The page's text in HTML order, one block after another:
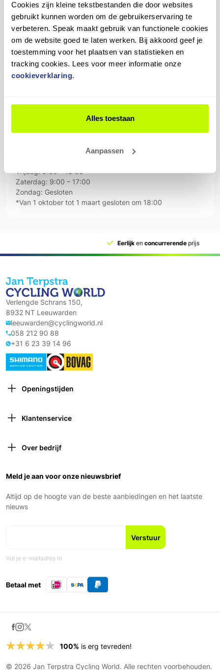
Cookies zijn kleine tekstbestanden die door websites
gebruikt kunnen worden om de gebruikerservaring te
verbeteren. Speak maakt gebruik van functionele cookies
om de website goed te laten werken. Bij akkoord geef je
toestemming voor het plaatsen van statistieken en
tracking cookies. Lees voor meer informatie onze
cookieverklaring.
Alles toestaan
Aanpassen
058 212 90 88
+31 6 23 39 14 96
Routebeschrijving
Bedrijfsgegevens
Jan Terpstra Cycling World
Openingstijden
Donderdag: 9:00 – 21:00 (van 1 oktober tot 1 april
Vrijdag: 9:00 – 18:00
Zaterdag: 9:00 – 17:00
Zondag: Gesloten
*Van 1 oktober tot 1 maart gesloten om 18:00
concurrerendeprijs
Verlengde Schrans 150,
8932 NT Leeuwarden
leeuwarden@cyclingworld.nl
058 212 90 88
+31 6 23 39 14 96
Openingstijden
Dinsdag: 9:00 – 18:00
gesloten om 18:00)
Zondag: Gesloten
Klantenservice
Verzekeringen
Over bedrijf
Ons Team
Nieuws en blogs
Fiets leasen
Meld je aan voor onze nieuwsbrief
Altijd op de hoogte van de beste aanbiedingen en het laatste
nieuws
Vul je e-mailadres in
Betaal met
100% is erg tevreden!
© 2026 Jan Terpstra Cycling World. Alle rechten voorbehouden.